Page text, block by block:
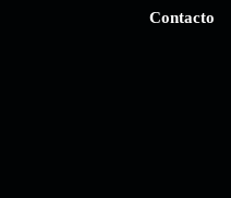
Contacto